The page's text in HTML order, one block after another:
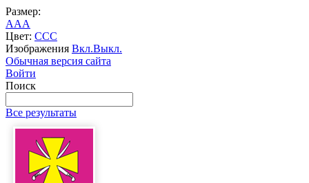
Размер:
AAA
Цвет: CCC
Изображения Вкл.Выкл.
Обычная версия сайта
Войти
Поиск
Все результаты